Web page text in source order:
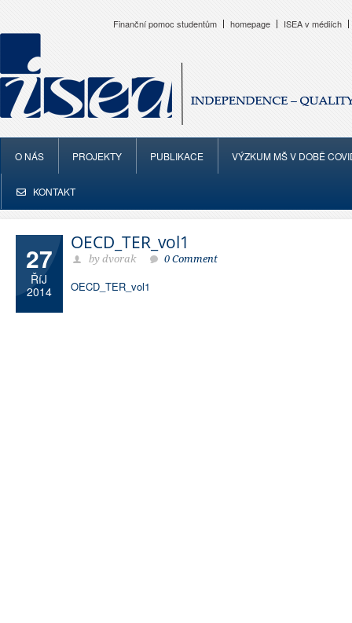
Finanční pomoc studentům homepage ISEA v médiích
O NÁS PROJEKTY PUBLIKACE VÝZKUM MŠ V DOBĚ
KONTAKT
27
ŘíJ
2014
OECD_TER_vol1
by dvorak 0 Comment
OECD_TER_vol1